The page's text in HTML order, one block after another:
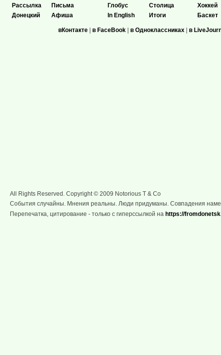
Рассылка
Донецкий
Письма
Афиша
Глобус
In English
Столица
Итоги
Хоккей
Баскет
вКонтакте | в FaceBook | в Одноклассниках | в
All Rights Reserved. Copyright © 2009 Notorious T & Co
События случайны. Мнения реальны. Люди придуманы. Совпадения
Перепечатка, цитирование - только с гиперссылкой на https://